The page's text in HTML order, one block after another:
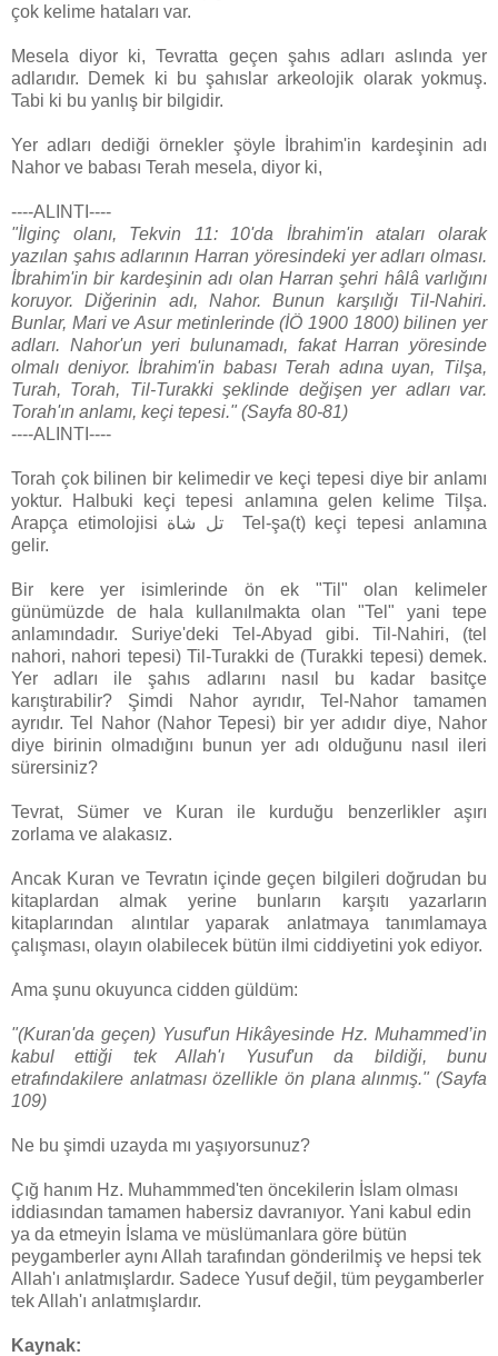
çok kelime hataları var.
Mesela diyor ki, Tevratta geçen şahıs adları aslında yer
adlarıdır. Demek ki bu şahıslar arkeolojik olarak yokmuş.
Tabi ki bu yanlış bir bilgidir.
Yer adları dediği örnekler şöyle İbrahim'in kardeşinin adı
Nahor ve babası Terah mesela, diyor ki,
----ALINTI----
"İlginç olanı, Tekvin 11: 10'da İbrahim'in ataları olarak
yazılan şahıs adlarının Harran yöresindeki yer adları olması.
İbrahim'in bir kardeşinin adı olan Harran şehri hâlâ varlığını
koruyor. Diğerinin adı, Nahor. Bunun karşılığı Til-Nahiri.
Bunlar, Mari ve Asur metinlerinde (İÖ 1900 1800) bilinen yer
adları. Nahor'un yeri bulunamadı, fakat Harran yöresinde
olmalı deniyor. İbrahim'in babası Terah adına uyan, Tilşa,
Turah, Torah, Til-Turakki şeklinde değişen yer adları var.
Torah'ın anlamı, keçi tepesi." (Sayfa 80-81)
----ALINTI----
Torah çok bilinen bir kelimedir ve keçi tepesi diye bir anlamı
yoktur. Halbuki keçi tepesi anlamına gelen kelime Tilşa.
Arapça etimolojisi تل شاة Tel-şa(t) keçi tepesi anlamına
gelir.
Bir kere yer isimlerinde ön ek "Til" olan kelimeler
günümüzde de hala kullanılmakta olan "Tel" yani tepe
anlamındadır. Suriye'deki Tel-Abyad gibi. Til-Nahiri, (tel
nahori, nahori tepesi) Til-Turakki de (Turakki tepesi) demek.
Yer adları ile şahıs adlarını nasıl bu kadar basitçe
karıştırabilir? Şimdi Nahor ayrıdır, Tel-Nahor tamamen
ayrıdır. Tel Nahor (Nahor Tepesi) bir yer adıdır diye, Nahor
diye birinin olmadığını bunun yer adı olduğunu nasıl ileri
sürersiniz?
Tevrat, Sümer ve Kuran ile kurduğu benzerlikler aşırı
zorlama ve alakasız.
Ancak Kuran ve Tevratın içinde geçen bilgileri doğrudan bu
kitaplardan almak yerine bunların karşıtı yazarların
kitaplarından alıntılar yaparak anlatmaya tanımlamaya
çalışması, olayın olabilecek bütün ilmi ciddiyetini yok ediyor.
Ama şunu okuyunca cidden güldüm:
"(Kuran'da geçen) Yusuf'un Hikâyesinde Hz. Muhammed’in
kabul ettiği tek Allah'ı Yusuf'un da bildiği, bunu
etrafındakilere anlatması özellikle ön plana alınmış." (Sayfa
109)
Ne bu şimdi uzayda mı yaşıyorsunuz?
Çığ hanım Hz. Muhammmed'ten öncekilerin İslam olması
iddiasından tamamen habersiz davranıyor. Yani kabul edin
ya da etmeyin İslama ve müslümanlara göre bütün
peygamberler aynı Allah tarafından gönderilmiş ve hepsi tek
Allah'ı anlatmışlardır. Sadece Yusuf değil, tüm peygamberler
tek Allah'ı anlatmışlardır.
Kaynak: